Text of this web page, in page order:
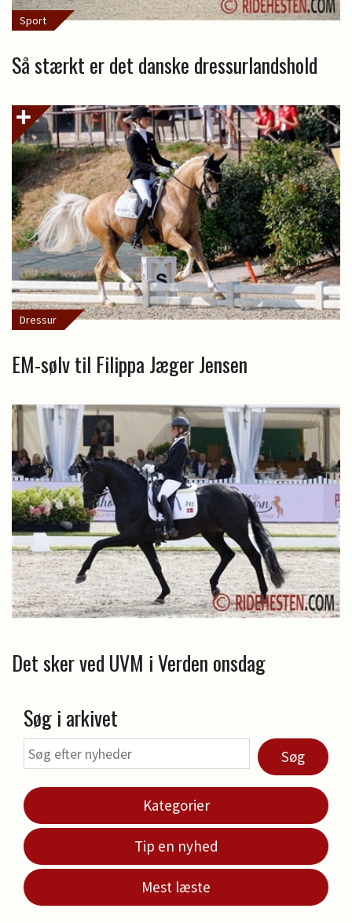
Sport
Så stærkt er det danske dressurlandshold
Dressur
EM-sølv til Filippa Jæger Jensen
Det sker ved UVM i Verden onsdag
Søg i arkivet
Søg
Kategorier
Tip en nyhed
Mest læste